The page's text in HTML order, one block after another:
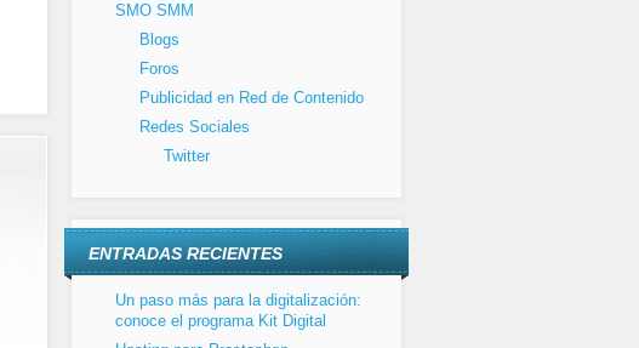
SMO SMM
Blogs
Foros
Publicidad en Red de Contenido
Redes Sociales
Twitter
ENTRADAS RECIENTES
Un paso más para la digitalización:
conoce el programa Kit Digital